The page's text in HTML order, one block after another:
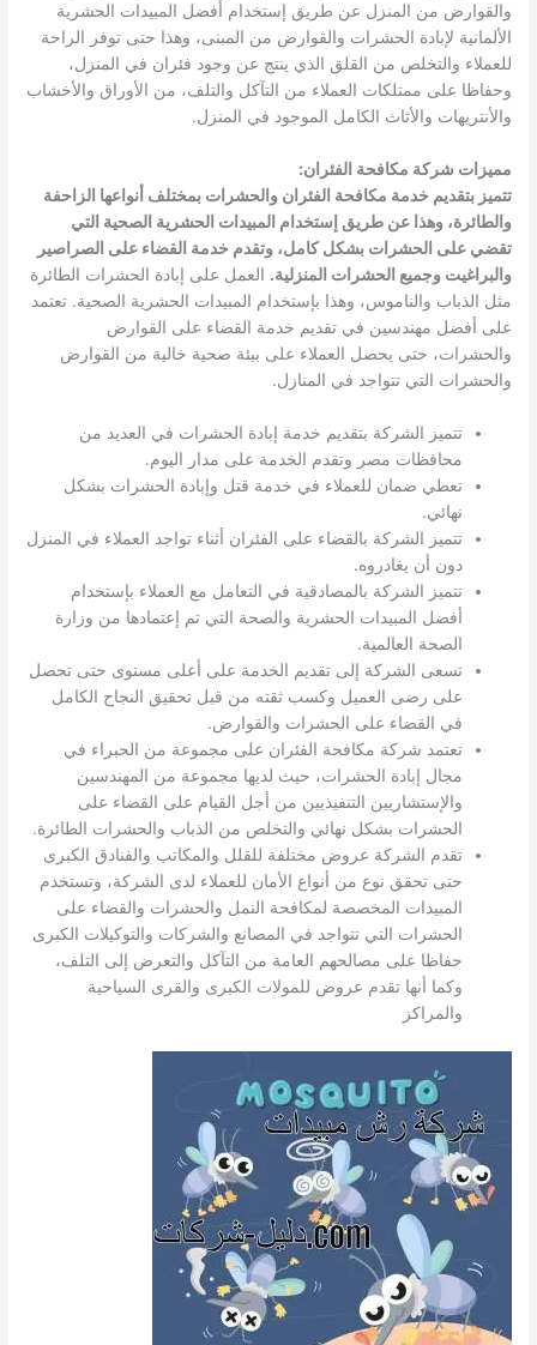
والقوارض من المنزل عن طريق إستخدام أفضل المبيدات الحشرية
الألمانية لإبادة الحشرات والقوارض من المبنى، وهذا حتى توفر الراحة
للعملاء والتخلص من القلق الذي ينتج عن وجود فئران في المنزل،
وحفاظا على ممتلكات العملاء من التآكل والتلف، من الأوراق والأخشاب
والأنتريهات والأثاث الكامل الموجود في المنزل.
مميزات شركة مكافحة الفئران:
تتميز بتقديم خدمة مكافحة الفئران والحشرات بمختلف أنواعها الزاحفة
والطائرة، وهذا عن طريق إستخدام المبيدات الحشرية الصحية التي
تقضي على الحشرات بشكل كامل، وتقدم خدمة القضاء على الصراصير
والبراغيت وجميع الحشرات المنزلية. العمل على إبادة الحشرات الطائرة
مثل الذباب والناموس، وهذا بإستخدام المبيدات الحشرية الصحية. تعتمد
على أفضل مهندسين في تقديم خدمة القضاء على القوارض
والحشرات، حتى يحصل العملاء على بيئة صحية خالية من القوارض
والحشرات التي تتواجد في المنازل.
تتميز الشركة بتقديم خدمة إبادة الحشرات في العديد من
محافظات مصر وتقدم الخدمة على مدار اليوم.
تعطي ضمان للعملاء في خدمة قتل وإبادة الحشرات بشكل
نهائي.
تتميز الشركة بالقضاء على الفئران أثناء تواجد العملاء في المنزل
دون أن يغادروه.
تتميز الشركة بالمصادقية في التعامل مع العملاء بإستخدام
أفضل المبيدات الحشرية والصحة التي تم إعتمادها من وزارة
الصحة العالمية.
تسعى الشركة إلى تقديم الخدمة على أعلى مستوى حتى تحصل
على رضى العميل وكسب ثقته من قبل تحقيق النجاح الكامل
في القضاء على الحشرات والقوارض.
تعتمد شركة مكافحة الفئران على مجموعة من الحبراء في
مجال إبادة الحشرات، حيث لديها مجموعة من المهندسين
والإستشاريين التنفيذيين من أجل القيام على القضاء على
الحشرات بشكل نهائي والتخلص من الذباب والحشرات الطائرة.
تقدم الشركة عروض مختلفة للقلل والمكاتب والفنادق الكبرى
حتى تحقق نوع من أنواع الأمان للعملاء لدى الشركة، وتستخدم
المبيدات المخصصة لمكافحة النمل والحشرات والقضاء على
الحشرات التي تتواجد في المصانع والشركات والتوكيلات الكبرى
حفاظا على مصالحهم العامة من التآكل والتعرض إلى التلف،
وكما أنها تقدم عروض للمولات الكبرى والقرى السياحية
والمراكز